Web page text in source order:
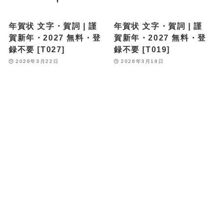
年賀状 文字・賀詞 | 謹
賀新年・2027 無料・登
録不要 [T027]
2026年3月22日
年賀状 文字・賀詞 | 謹
賀新年・2027 無料・登
録不要 [T019]
2026年3月18日